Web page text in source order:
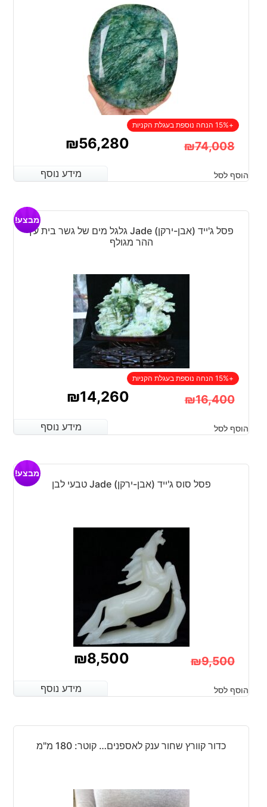
+15% הנחה נוספת בעגלת הקניות
₪74,008
המקורי
היה:
₪74,008.
₪56,280
הנוכחי
הוא:
₪56,280.
מידע נוסף הוסף לסל מידע נוסף
פסל ג'ייד (אבן-ירקן) Jade גלגל מים של גשר בית עץ
ההר מגולף
מבצע!
+15% הנחה נוספת בעגלת הקניות
₪16,400
המקורי
היה:
₪16,400.
₪14,260
הנוכחי
הוא:
₪14,260.
מידע נוסף הוסף לסל מידע נוסף
פסל סוס ג'ייד (אבן-ירקן) Jade טבעי לבן
מבצע!
₪9,500
המקורי
היה:
₪9,500.
₪8,500
הנוכחי
הוא:
₪8,500.
מידע נוסף הוסף לסל מידע נוסף
כדור קוורץ שחור ענק לאספנים… קוטר: 180 מ"מ